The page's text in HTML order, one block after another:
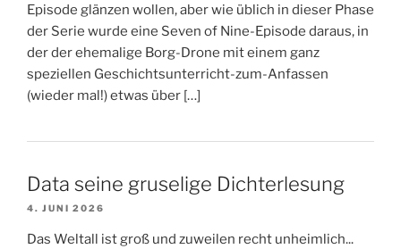
Episode glänzen wollen, aber wie üblich in dieser Phase
der Serie wurde eine Seven of Nine-Episode daraus, in
der der ehemalige Borg-Drone mit einem ganz
speziellen Geschichtsunterricht-zum-Anfassen
(wieder mal!) etwas über […]
Data seine gruselige Dichterlesung
4. JUNI 2026
Das Weltall ist groß und zuweilen recht unheimlich...